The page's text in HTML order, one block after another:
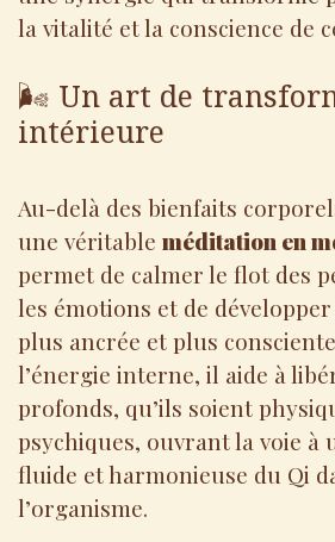
la vitalité et la conscience de
🌬️ Un art de
intérieure
Au-delà des bienfaits
une véritable méditation en
permet de calmer le flot des
les émotions et de
plus ancrée et plus
l’énergie interne, il aide à
profonds, qu’ils soient
psychiques, ouvrant la voie à
fluide et harmonieuse du Qi
l’organisme.